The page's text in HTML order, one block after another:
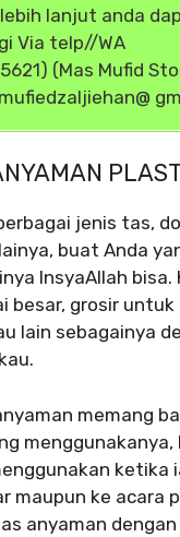
lanjut anda
Via telp//WA
(Mas Mufid
jenis tas,
buat Anda
InsyaAllah bisa.
besar, grosir untuk
lain sebagainya
memang
menggunakanya,
ketika
maupun ke acara
anyaman